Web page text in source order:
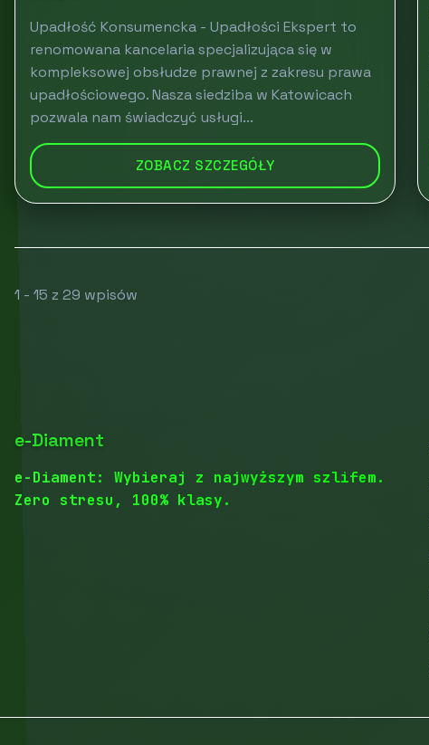
Upadłość Konsumencka - Upadłości Ekspert to
renomowana kancelaria specjalizująca się w
kompleksowej obsłudze prawnej z zakresu prawa
upadłościowego. Nasza siedziba w Katowicach
pozwala nam świadczyć usługi...
ZOBACZ SZCZEGÓŁY
1 - 15 z 29 wpisów
e-Diament
e-Diament: Wybieraj z najwyższym szlifem.
Zero stresu, 100% klasy.